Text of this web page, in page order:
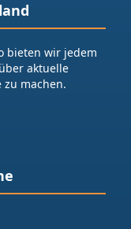
bieten wir jedem
aktuelle
zu machen.